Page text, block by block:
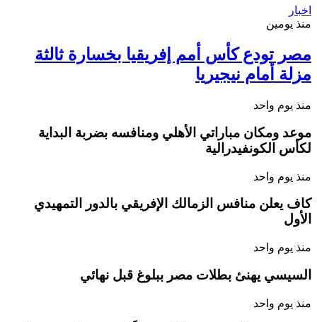
اخبار
منذ يومين
مصر تودع كأس أمم إفريقيا بخسارة ثالثة
مزلة أمام نيجيريا
منذ يوم واحد
موعد ومكان مباراتي الأهلي ومنافسه بضربة البداية
لكأس الكونفيدرالية
منذ يوم واحد
كاف يعلن منافس الزمالك الإفريقي بالدور التمهيدي
الأول
منذ يوم واحد
السيسي يهنئ بطلات مصر ببلوغ قبل نهائي
منذ يوم واحد